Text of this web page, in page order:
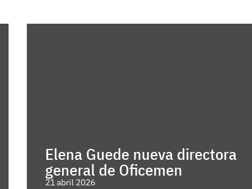
Elena Guede nueva directora
general de Oficemen
21 abril 2026